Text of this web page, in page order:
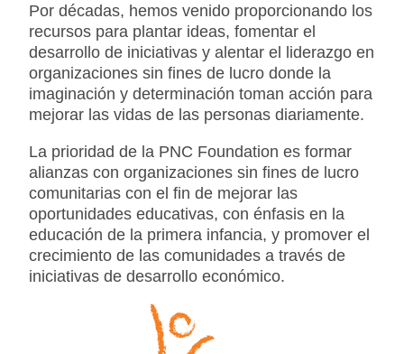
Por décadas, hemos venido proporcionando los
recursos para plantar ideas, fomentar el
desarrollo de iniciativas y alentar el liderazgo en
organizaciones sin fines de lucro donde la
imaginación y determinación toman acción para
mejorar las vidas de las personas diariamente.
La prioridad de la PNC Foundation es formar
alianzas con organizaciones sin fines de lucro
comunitarias con el fin de mejorar las
oportunidades educativas, con énfasis en la
educación de la primera infancia, y promover el
crecimiento de las comunidades a través de
iniciativas de desarrollo económico.